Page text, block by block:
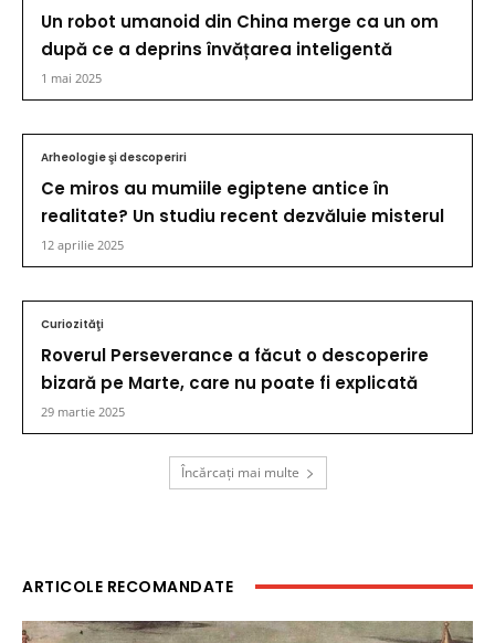
Un robot umanoid din China merge ca un om
după ce a deprins învățarea inteligentă
1 mai 2025
Arheologie şi descoperiri
Ce miros au mumiile egiptene antice în
realitate? Un studiu recent dezvăluie misterul
12 aprilie 2025
Curiozităţi
Roverul Perseverance a făcut o descoperire
bizară pe Marte, care nu poate fi explicată
29 martie 2025
Încărcați mai multe
ARTICOLE RECOMANDATE